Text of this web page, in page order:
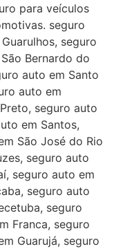
para veículos
seguro
seguro
Bernardo do
auto em Santo
auto em
seguro auto
em Santos,
São José do Rio
seguro auto
seguro auto em
seguro auto
seguro
Franca, seguro
Guarujá, seguro